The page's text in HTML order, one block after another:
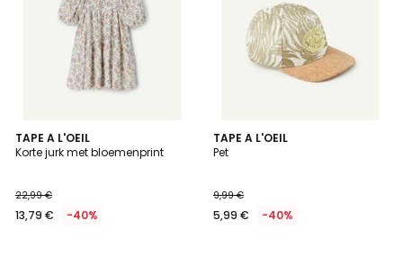
TAPE A L'OEIL
Korte jurk met bloemenprint
22,99 €
13,79 € -40%
TAPE A L'OEIL
Pet
9,99 €
5,99 € -40%